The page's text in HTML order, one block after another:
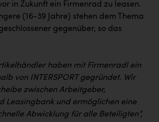
in Zukunft ein Firmenrad zu leasen.
(16-39 Jahre) stehen dem Thema
gegenüber, so das
haben mit Firmenradl ein
von INTERSPORT gegründet. Wir
zwischen Arbeitgeber,
Leasingbank und ermöglichen eine
Abwicklung für alle Beteiligten“,